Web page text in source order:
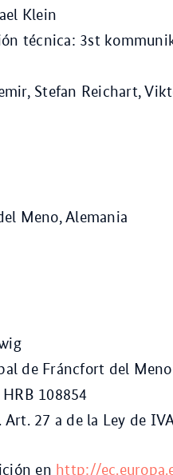
Klein
técnica: 3st
Stefan Reichart,
Meno, Alemania
de Fráncfort del Meno
108854
27 a de la Ley de
en http://